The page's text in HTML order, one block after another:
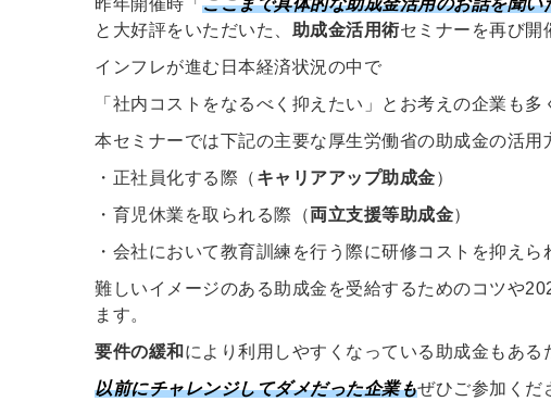
と大好評をいただいた、 助成金活用術セミナーを再び開
インフレが進む日本経済状況の中で
「社内コストをなるべく抑えたい」とお考えの企業も多
本セミナーでは下記の主要な厚生労働省の助成金の活用
・正社員化する際（ キャリアアップ助成金）
・育児休業を取られる際（両立支援等助成金）
・会社において教育訓練を行う際に研修コストを抑えら
難しいイメージのある助成金を受給するためのコツや
ます。
要件の緩和 により利用しやすくなっている助成金もある
以前にチャレンジしてダメだった企業もぜひご参加くだ